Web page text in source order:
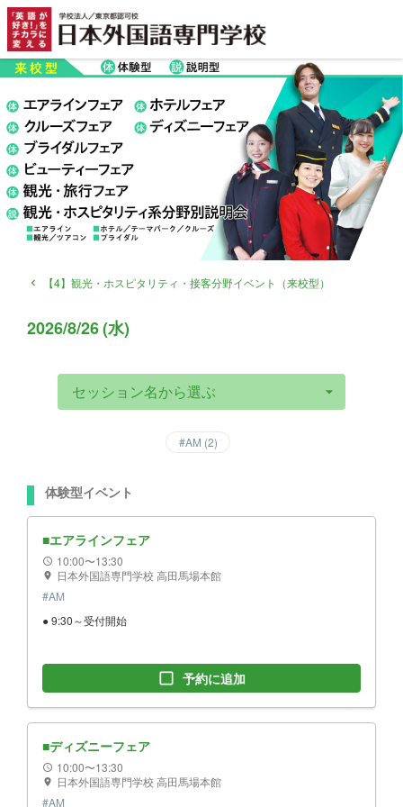
navigate_before 【4】観光・ホスピタリティ・接客分野イベント（来校型）
2026/8/26(水)
セッション名から選ぶ arrow_drop_down
#AM (2)
体験型イベント
■エアラインフェア
schedule 10:00〜13:30
location_on
日本外国語専門学校 高田馬場本館
#AM
● 9:30～受付開始
check_box_outline_blank 予約に追加
■ディズニーフェア
schedule 10:00〜13:30
location_on
日本外国語専門学校 高田馬場本館
#AM